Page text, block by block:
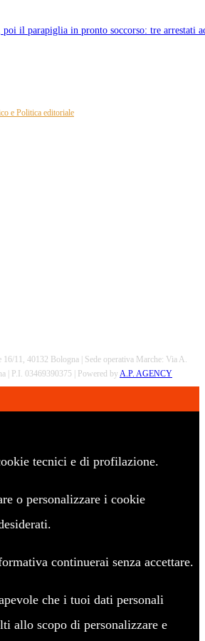
il parapiglia in pronto soccorso: tre arrestati
e Politica editoriale
11, 40132 Bologna | Sede operativa Marche: Via A.
| P.I. 03469390375 | Powered by A.P. AGENCY
tecnici e di profilazione.
o personalizzare i cookie
continuerai senza accettare.
che i tuoi dati personali
allo scopo di personalizzare e